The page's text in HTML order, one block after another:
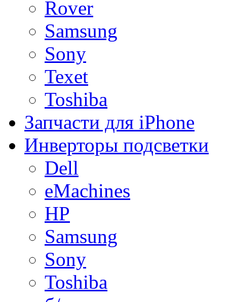
Rover
Samsung
Sony
Texet
Toshiba
Запчасти для iPhone
Инверторы подсветки
Dell
eMachines
HP
Samsung
Sony
Toshiba